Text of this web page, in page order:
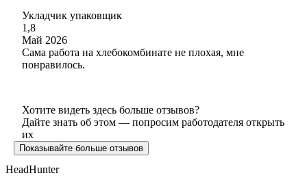
Укладчик упаковщик
1,8
Май 2026
Сама работа на хлебокомбинате не плохая, мне
понравилось.
Хотите видеть здесь больше отзывов?
Дайте знать об этом — попросим работодателя открыть
их
Показывайте больше отзывов
HeadHunter